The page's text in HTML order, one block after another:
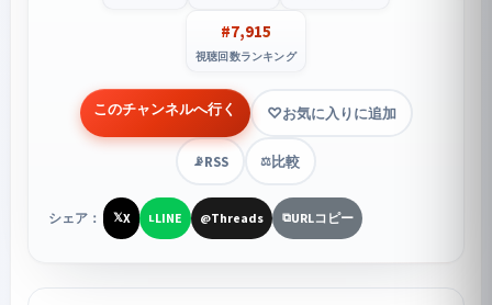
#7,915
視聴回数ランキング
このチャンネルへ行く お気に入りに追加
📡RSS ⚖️比較
シェア： 𝕏X LLINE @Threads ⧉URLコピー